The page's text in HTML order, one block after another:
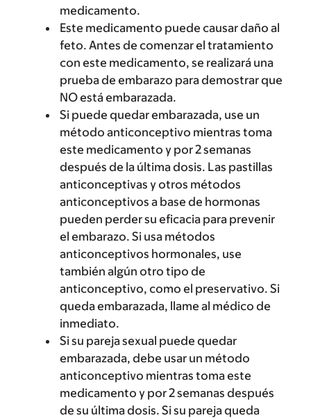
medicamento.
Este medicamento puede causar daño al
feto. Antes de comenzar el tratamiento
con este medicamento, se realizará una
prueba de embarazo para demostrar que
NO está embarazada.
Si puede quedar embarazada, use un
método anticonceptivo mientras toma
este medicamento y por 2 semanas
después de la última dosis. Las pastillas
anticonceptivas y otros métodos
anticonceptivos a base de hormonas
pueden perder su eficacia para prevenir
el embarazo. Si usa métodos
anticonceptivos hormonales, use
también algún otro tipo de
anticonceptivo, como el preservativo. Si
queda embarazada, llame al médico de
inmediato.
Si su pareja sexual puede quedar
embarazada, debe usar un método
anticonceptivo mientras toma este
medicamento y por 2 semanas después
de su última dosis. Si su pareja queda